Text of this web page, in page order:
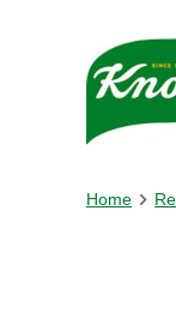
Gehe zu:
Home